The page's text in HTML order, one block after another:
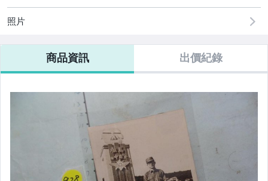
照片
商品資訊 出價紀錄